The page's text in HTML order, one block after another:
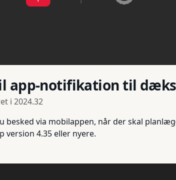
app-notifikation til
i 2024.32
besked via mobilappen, når der skal
version 4.35 eller nyere.